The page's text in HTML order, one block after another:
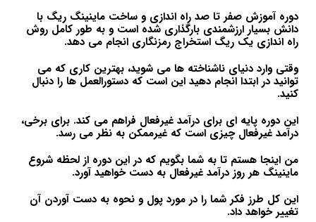
دوره آموزش صفر تا صد راه اندازی و ساخت ماینینگ ریگ با
دانش بسیار ارزشمندی بارگذاری شده است و به طور کامل روش
راه اندازی یک ریگ استخراج رمزنگاری انجام می دهد.
وقتی وارد دنیای ناشناخته ها می شوید، بهترین کاری که می
توانید در ابتدا انجام دهید این است که دستورالعمل ها را دنبال
کنید.
این دوره پایه ای برای درآمد غیرفعال فراهم می کند. برای برخی،
درآمد غیرفعال چیزی است که غیرممکن به نظر می رسد.
من اینجا هستم تا به شما بگویم که در این دوره از لحظه شروع
ماینینگ هر روز درآمد غیرفعال به دست خواهید آورد.
این کل طرز فکر شما را در مورد پول و نحوه به دست آوردن آن
تغییر خواهد داد.